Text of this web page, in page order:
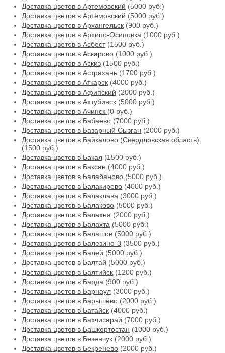
Доставка цветов в Артемовский (5000 руб.)
Доставка цветов в Артёмовский (5000 руб.)
Доставка цветов в Архангельск (900 руб.)
Доставка цветов в Архипо-Осиповка (1000 руб.)
Доставка цветов в Асбест(1500 руб.)
Доставка цветов в Аскарово (1000 руб.)
Доставка цветов в Аскиз (1500 руб.)
Доставка цветов в Астрахань (1700 руб.)
Доставка цветов в Аткарск (4000 руб.)
Доставка цветов в Афипский (2000 руб.)
Доставка цветов в Ахтубинск (5000 руб.)
Доставка цветов в Ачинск (0 руб.)
Доставка цветов в Бабаево (7000 руб.)
Доставка цветов в Базарный Сызган (2000 руб.)
Доставка цветов в Байкалово (Свердловская область)
(1500 руб.)
Доставка цветов в Бакал (1500 руб.)
Доставка цветов в Баксан (4000 руб.)
Доставка цветов в Балабаново (5000 руб.)
Доставка цветов в Балакирево (4000 руб.)
Доставка цветов в Балаклава (3000 руб.)
Доставка цветов в Балаково (5000 руб.)
Доставка цветов в Балахна (2000 руб.)
Доставка цветов в Балахта (5000 руб.)
Доставка цветов в Балашов (5000 руб.)
Доставка цветов в Балезино-3 (3500 руб.)
Доставка цветов в Балей (5000 руб.)
Доставка цветов в Балтай (5000 руб.)
Доставка цветов в Балтийск (1200 руб.)
Доставка цветов в Барда (900 руб.)
Доставка цветов в Барнаул (3000 руб.)
Доставка цветов в Барышево (2000 руб.)
Доставка цветов в Батайск (4000 руб.)
Доставка цветов в Бахчисарай (7000 руб.)
Доставка цветов в Башкортостан (1000 руб.)
Доставка цветов в Безенчук (2000 руб.)
Доставка цветов в Бекренево (2000 руб.)